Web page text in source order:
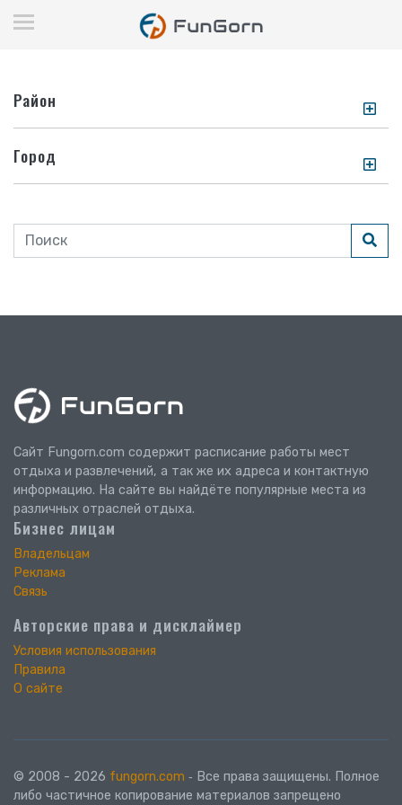
Район
Город
Сайт Fungorn.com содержит расписание работы мест
отдыха и развлечений, а так же их адреса и контактную
информацию. На сайте вы найдёте популярные места из
различных отраслей отдыха.
Бизнес лицам
Владельцам
Реклама
Связь
Авторские права и дисклаймер
Условия использования
Правила
О сайте
© 2008 - 2026 fungorn.com ‐ Все права защищены. Полное
либо частичное копирование материалов запрещено